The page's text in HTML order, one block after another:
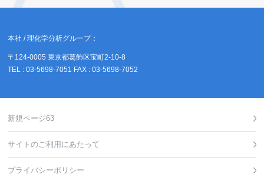
本社 / 理化学分析グループ：
〒124-0005 東京都葛飾区宝町2-10-8
TEL : 03-5698-7051 FAX : 03-5698-7052
新規ページ63
サイトのご利用にあたって
プライバシーポリシー